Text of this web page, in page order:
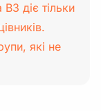
діє тільки
які не